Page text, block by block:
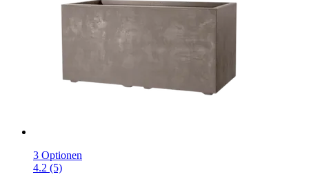
3 Optionen
4.2 (5)